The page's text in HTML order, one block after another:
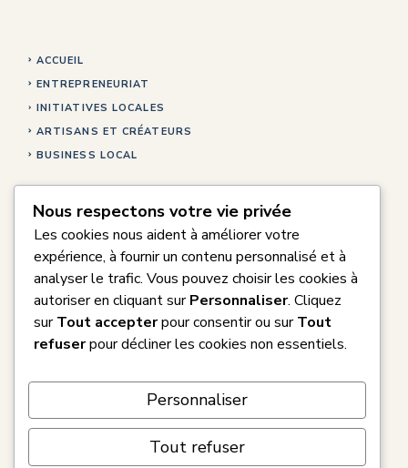
ACCUEIL
ENTREPRENEURIAT
INITIATIVES LOCALES
ARTISANS ET CRÉATEURS
BUSINESS LOCAL
A PROPOS
CONTACT
RECONVERSION PROFESSIONNELLE
POLITIQUE DE CONFIDENTIALITÉ
MENTIONS LÉGALES
© 2026 Katell Mag.
Nous respectons votre vie privée
Les cookies nous aident à améliorer votre
expérience, à fournir un contenu personnalisé et à
analyser le trafic. Vous pouvez choisir les cookies à
autoriser en cliquant surPersonnaliser. Cliquez
surTout accepterpour consentir ou surTout
refuserpour décliner les cookies non essentiels.
Personnaliser
Tout refuser